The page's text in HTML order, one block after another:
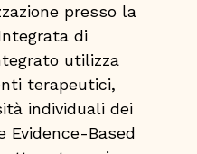
presso la
di
utilizza
terapeutici,
individuali dei
Evidence-Based